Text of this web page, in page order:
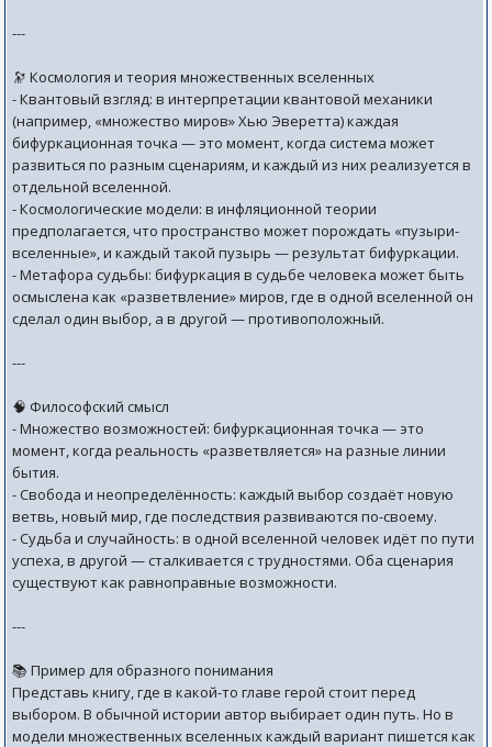
---
🔭 Космология и теория множественных вселенных
- Квантовый взгляд: в интерпретации квантовой механики
(например, «множество миров» Хью Эверетта) каждая
бифуркационная точка — это момент, когда система может
развиться по разным сценариям, и каждый из них реализуется в
отдельной вселенной.
- Космологические модели: в инфляционной теории
предполагается, что пространство может порождать «пузыри-
вселенные», и каждый такой пузырь — результат бифуркации.
- Метафора судьбы: бифуркация в судьбе человека может быть
осмыслена как «разветвление» миров, где в одной вселенной он
сделал один выбор, а в другой — противоположный.
---
🧠 Философский смысл
- Множество возможностей: бифуркационная точка — это
момент, когда реальность «разветвляется» на разные линии
бытия.
- Свобода и неопределённость: каждый выбор создаёт новую
ветвь, новый мир, где последствия развиваются по-своему.
- Судьба и случайность: в одной вселенной человек идёт по пути
успеха, в другой — сталкивается с трудностями. Оба сценария
существуют как равноправные возможности.
---
📚 Пример для образного понимания
Представь книгу, где в какой-то главе герой стоит перед
выбором. В обычной истории автор выбирает один путь. Но в
модели множественных вселенных каждый вариант пишется как